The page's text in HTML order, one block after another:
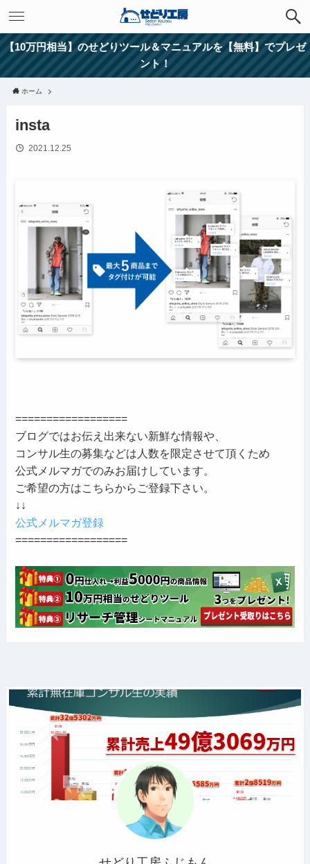
【10万円相当】のせどりツール＆マニュアルを【無料】でプレゼ
ント！
ホーム
insta
2021.12.25
==================
ブログではお伝え出来ない新鮮な情報や、
コンサル生の募集などは人数を限定させて頂くため
公式メルマガでのみお届けしています。
ご希望の方はこちらからご登録下さい。
↓↓
公式メルマガ登録
==================